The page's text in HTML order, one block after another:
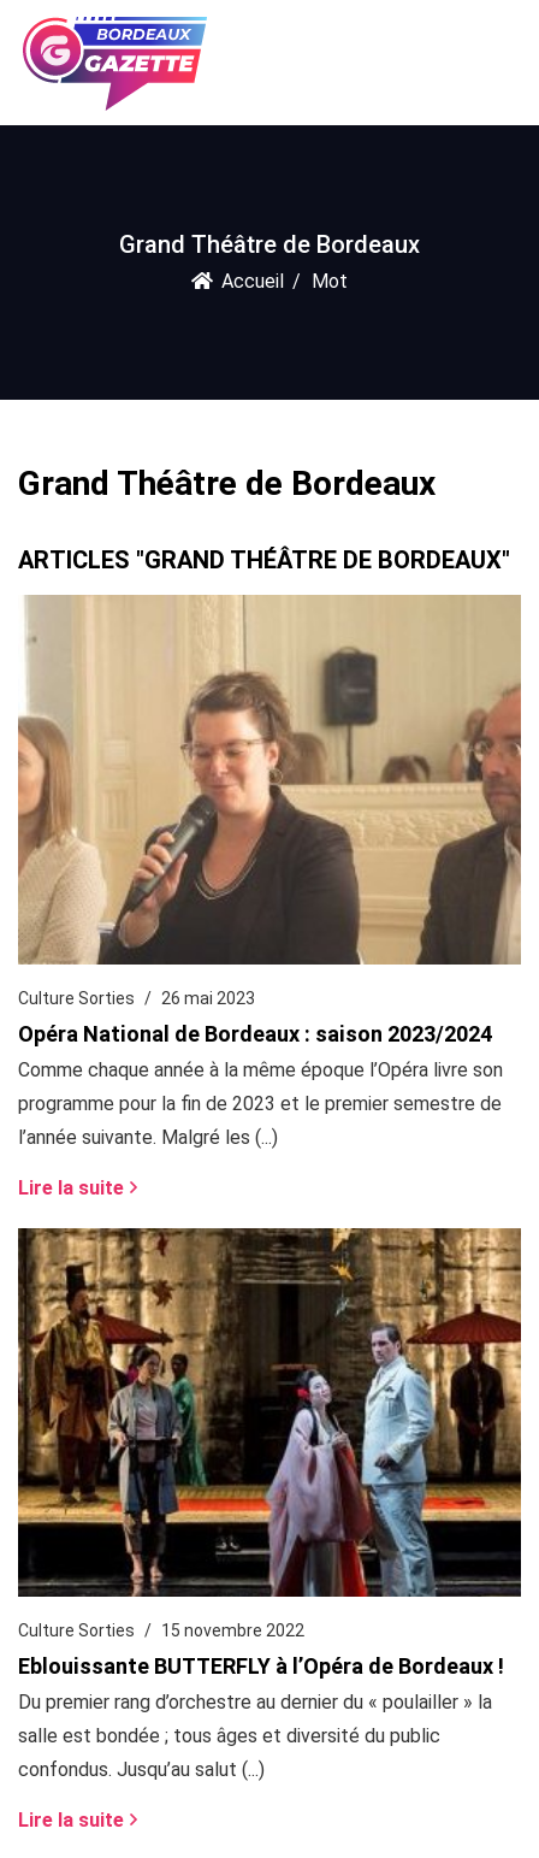
Grand Théâtre de Bordeaux
Accueil Mot
Grand Théâtre de Bordeaux
ARTICLES "GRAND THÉÂTRE DE BORDEAUX"
Culture Sorties 26 mai 2023
Opéra National de Bordeaux : saison 2023/2024
Comme chaque année à la même époque l’Opéra livre son
programme pour la fin de 2023 et le premier semestre de
l’année suivante. Malgré les (...)
Lire la suite
Culture Sorties 15 novembre 2022
Eblouissante BUTTERFLY à l’Opéra de Bordeaux !
Du premier rang d’orchestre au dernier du « poulailler » la
salle est bondée ; tous âges et diversité du public
confondus. Jusqu’au salut (...)
Lire la suite